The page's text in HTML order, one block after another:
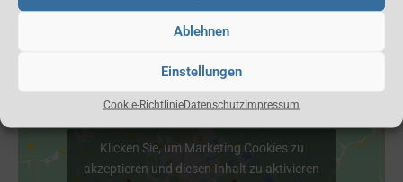
Ablehnen
Einstellungen
Cookie-RichtlinieDatenschutzImpressum
Klicken Sie, um Marketing Cookies zu
akzeptieren und diesen Inhalt zu aktivieren